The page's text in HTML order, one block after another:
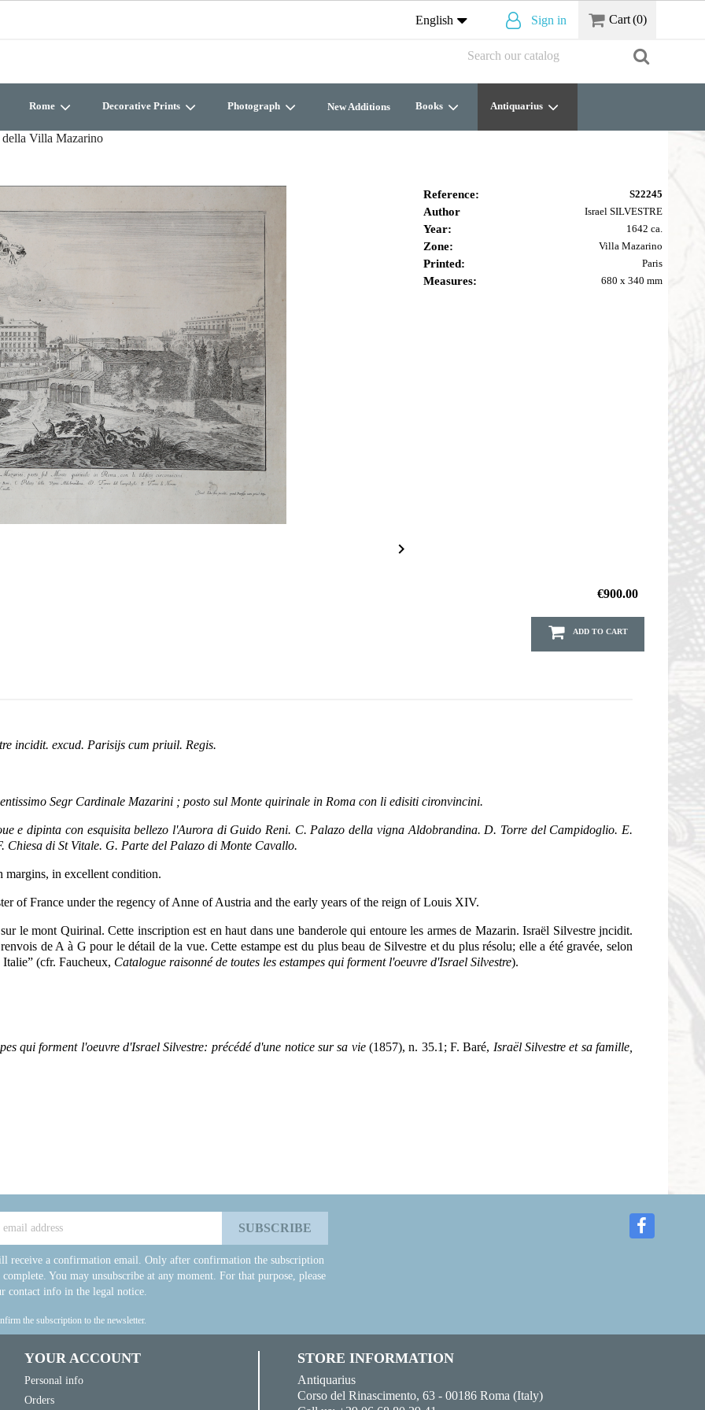
English Sign in Cart(0)
Rome Decorative Prints Photograph New Additions Books Antiquarius
della Villa Mazarino

Reference: S22245
Author Israel SILVESTRE
Year: 1642 ca.
Zone: Villa Mazarino
Printed: Paris
Measures: 680 x 340 mm
€900.00
ADD TO CART
incidit. excud. Parisijs cum priuil. Regis.
Segr Cardinale Mazarini ; posto sul Monte quirinale in Roma con li edisiti cironvincini.
e dipinta con esquisita bellezo l'Aurora di Guido Reni. C. Palazo della vigna Aldobrandina. D. Torre del Campidoglio. E.
di St Vitale. G. Parte del Palazo di Monte Cavallo.
in excellent condition.
of France under the regency of Anne of Austria and the early years of the reign of Louis XIV.
le mont Quirinal. Cette inscription est en haut dans une banderole qui entoure les armes de Mazarin. Israël Silvestre jncidit.
de A à G pour le détail de la vue. Cette estampe est du plus beau de Silvestre et du plus résolu; elle a été gravée, selon
Italie” (cfr. Faucheux, Catalogue raisonné de toutes les estampes qui forment l'oeuvre d'Israel Silvestre).
qui forment l'oeuvre d'Israel Silvestre: précédé d'une notice sur sa vie (1857), n. 35.1; F. Baré, Israël Silvestre et sa famille,
receive a confirmation email. Only after confirmation the subscription
You may unsubscribe at any moment. For that purpose, please
contact info in the legal notice.
the subscription to the newsletter.
YOUR ACCOUNT
Personal info
Orders
STORE INFORMATION
Antiquarius
Corso del Rinascimento, 63 - 00186 Roma (Italy)